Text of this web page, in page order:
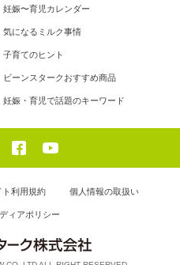
妊娠〜育児カレンダー
気になるミルク事情
子育てのヒント
ビーンスタークおすすめ商品
妊娠・育児で話題のキーワード
ト利用規約 個人情報の取扱い
ィアポリシー